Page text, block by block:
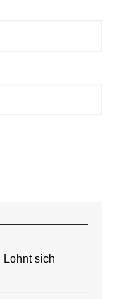
Lohnt sich